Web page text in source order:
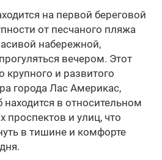
на первой береговой
от песчаного пляжа
набережной,
вечером. Этот
крупного и развитого
города Лас Америкас,
в относительном
проспектов и улиц, что
в тишине и комфорте